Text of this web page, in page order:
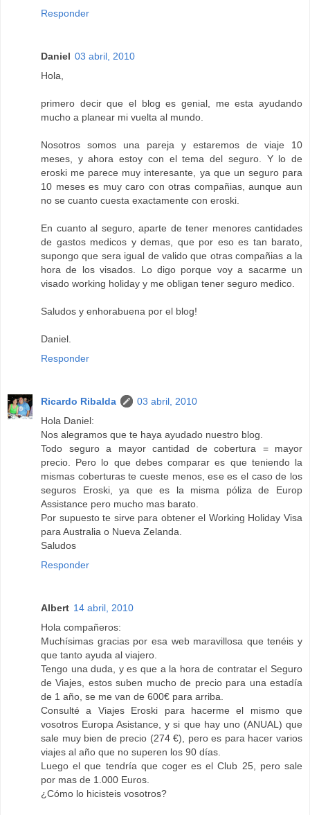
Responder
Daniel 03 abril, 2010
Hola,
primero decir que el blog es genial, me esta ayudando
mucho a planear mi vuelta al mundo.
Nosotros somos una pareja y estaremos de viaje 10
meses, y ahora estoy con el tema del seguro. Y lo de
eroski me parece muy interesante, ya que un seguro para
10 meses es muy caro con otras compañias, aunque aun
no se cuanto cuesta exactamente con eroski.
En cuanto al seguro, aparte de tener menores cantidades
de gastos medicos y demas, que por eso es tan barato,
supongo que sera igual de valido que otras compañias a la
hora de los visados. Lo digo porque voy a sacarme un
visado working holiday y me obligan tener seguro medico.
Saludos y enhorabuena por el blog!
Daniel.
Responder
Ricardo Ribalda
03 abril, 2010
Hola Daniel:
Nos alegramos que te haya ayudado nuestro blog.
Todo seguro a mayor cantidad de cobertura = mayor
precio. Pero lo que debes comparar es que teniendo la
mismas coberturas te cueste menos, ese es el caso de los
seguros Eroski, ya que es la misma póliza de Europ
Assistance pero mucho mas barato.
Por supuesto te sirve para obtener el Working Holiday Visa
para Australia o Nueva Zelanda.
Saludos
Responder
Albert 14 abril, 2010
Hola compañeros:
Muchísimas gracias por esa web maravillosa que tenéis y
que tanto ayuda al viajero.
Tengo una duda, y es que a la hora de contratar el Seguro
de Viajes, estos suben mucho de precio para una estadía
de 1 año, se me van de 600€ para arriba.
Consulté a Viajes Eroski para hacerme el mismo que
vosotros Europa Asistance, y si que hay uno (ANUAL) que
sale muy bien de precio (274 €), pero es para hacer varios
viajes al año que no superen los 90 días.
Luego el que tendría que coger es el Club 25, pero sale
por mas de 1.000 Euros.
¿Cómo lo hicisteis vosotros?